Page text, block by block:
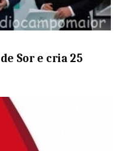
Sor e cria 25